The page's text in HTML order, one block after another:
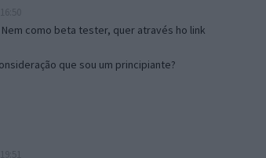
como beta tester, quer através ho link
que sou um principiante?